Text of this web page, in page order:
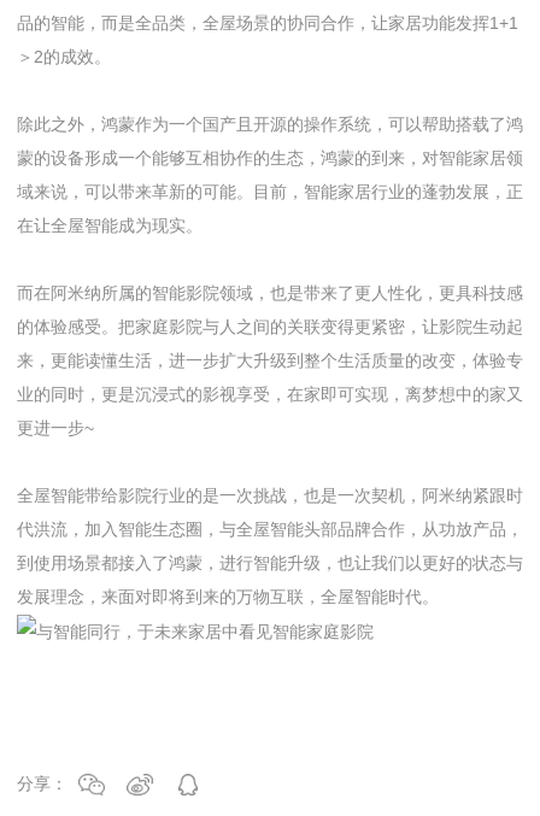
品的智能，而是全品类，全屋场景的协同合作，让家居功能发挥1+1
＞2的成效。
除此之外，鸿蒙作为一个国产且开源的操作系统，可以帮助搭载了鸿
蒙的设备形成一个能够互相协作的生态，鸿蒙的到来，对智能家居领
域来说，可以带来革新的可能。目前，智能家居行业的蓬勃发展，正
在让全屋智能成为现实。
而在阿米纳所属的智能影院领域，也是带来了更人性化，更具科技感
的体验感受。把家庭影院与人之间的关联变得更紧密，让影院生动起
来，更能读懂生活，进一步扩大升级到整个生活质量的改变，体验专
业的同时，更是沉浸式的影视享受，在家即可实现，离梦想中的家又
更进一步~
全屋智能带给影院行业的是一次挑战，也是一次契机，阿米纳紧跟时
代洪流，加入智能生态圈，与全屋智能头部品牌合作，从功放产品，
到使用场景都接入了鸿蒙，进行智能升级，也让我们以更好的状态与
发展理念，来面对即将到来的万物互联，全屋智能时代。
分享：